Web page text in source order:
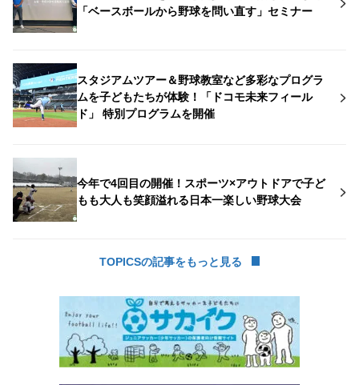
「ベースボールから野球を問い直す」セミナー
スタジアムツアー＆野球教室など多彩なプログラ
ムを子どもたちが体験！「ドコモ未来フィール
ド」 特別プログラムを開催
今年で4回目の開催！スポーツ×アウトドアで子ど
もも大人も笑顔溢れる日本一楽しい野球大会
TOPICSの記事をもっと見る